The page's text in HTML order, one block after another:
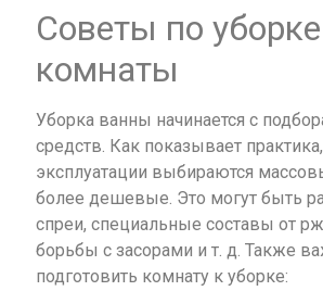
Советы по
комнаты
Уборка ванны начинается с
средств. Как показывает
эксплуатации выбираются
более дешевые. Это могут быть
спреи, специальные составы от
борьбы с засорами и т. д. Также
подготовить комнату к уборке: